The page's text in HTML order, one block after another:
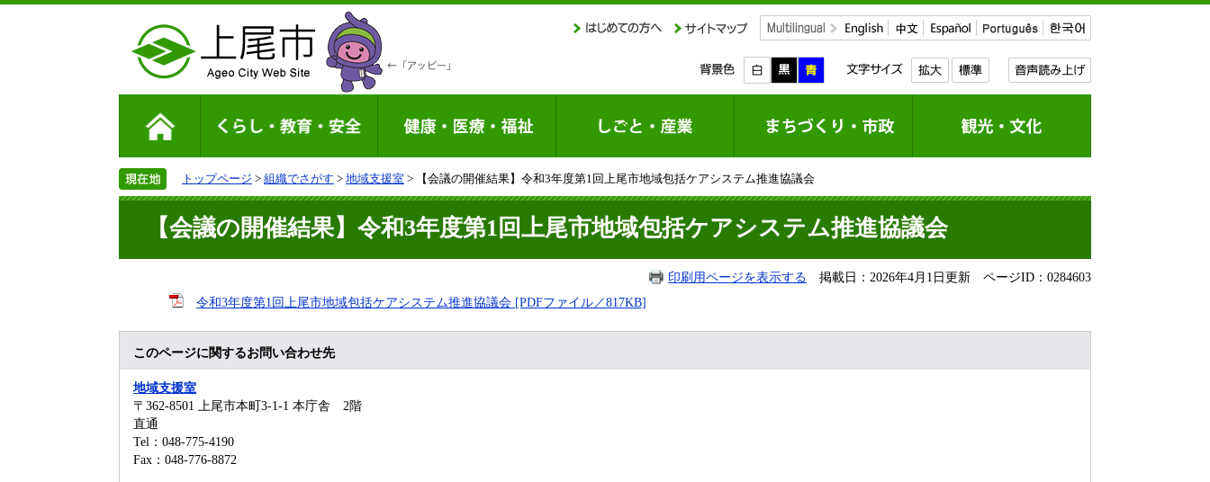
トップページ > 組織でさがす > 地域支援室 > 【会議の開催結果】令和3年度第1回上尾市地域包括ケアシステム推進協議会
【会議の開催結果】令和3年度第1回上尾市地域包括ケアシステム推進協議会
印刷用ページを表示する 掲載日：2026年4月1日更新 ページID：0284603
令和3年度第1回上尾市地域包括ケアシステム推進協議会 [PDFファイル／817KB]
このページに関するお問い合わせ先
地域支援室
〒362-8501
上尾市本町3-1-1 本庁舎 2階
直通
Tel：048-775-4190
Fax：048-776-8872